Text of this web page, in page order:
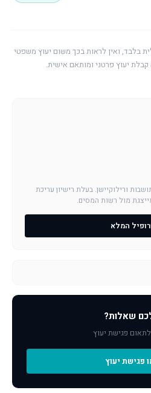
בלבד, ואין לראות בכך משום יעוץ משפטי
יעוץ פרטני ומותאם אישית.
ורילוקיישן. בעלת רישיון עריכת
מול רשות המסים.
המלא
שאלות?
פגישת יעוץ
פגישת יעוץ